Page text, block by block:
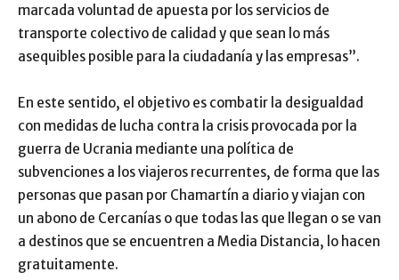
marcada voluntad de apuesta por los servicios de
transporte colectivo de calidad y que sean lo más
asequibles posible para la ciudadanía y las empresas”.
En este sentido, el objetivo es combatir la desigualdad
con medidas de lucha contra la crisis provocada por la
guerra de Ucrania mediante una política de
subvenciones a los viajeros recurrentes, de forma que las
personas que pasan por Chamartín a diario y viajan con
un abono de Cercanías o que todas las que llegan o se van
a destinos que se encuentren a Media Distancia, lo hacen
gratuitamente.